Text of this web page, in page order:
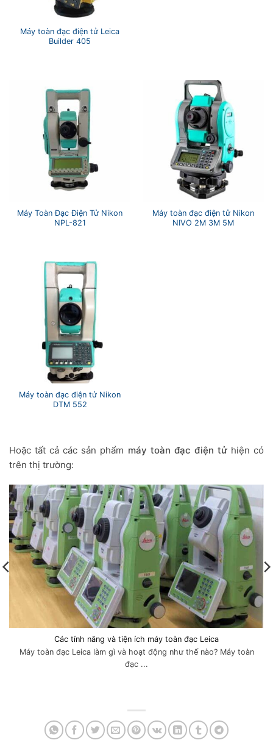
Máy toàn đạc điện tử Leica
Builder 405
Máy Toàn Đạc Điện Tử Nikon
NPL-821
Máy toàn đạc điện tử Nikon
NIVO 2M 3M 5M
Máy toàn đạc điện tử Nikon
DTM 552
Hoặc tất cả các sản phẩm máy toàn đạc điện tử hiện có
trên thị trường:
Các tính năng và tiện ích máy toàn đạc Leica
Máy toàn đạc Leica làm gì và hoạt động như thế nào? Máy toàn
đạc ...